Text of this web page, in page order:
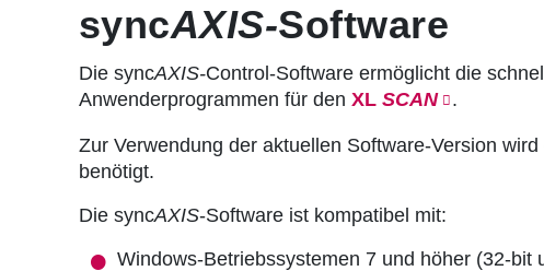
d
n
a
v
i
g
syncAXIS-Software
Die syncAXIS-Control-Software ermöglicht die
Anwenderprogrammen für den XL SCAN .
Zur Verwendung der aktuellen Software-Version
benötigt.
Die syncAXIS-Software ist kompatibel mit:
Windows-Betriebssystemen 7 und höher (32-bit